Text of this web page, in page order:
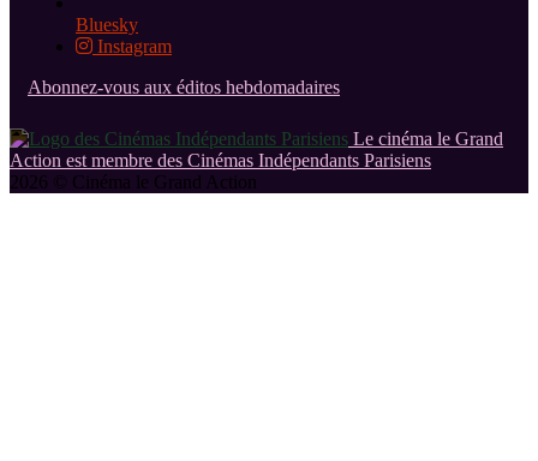
Bluesky
Instagram
Abonnez-vous aux éditos hebdomadaires
Le cinéma le Grand
Action est membre des Cinémas Indépendants Parisiens
2026 © Cinéma le Grand Action